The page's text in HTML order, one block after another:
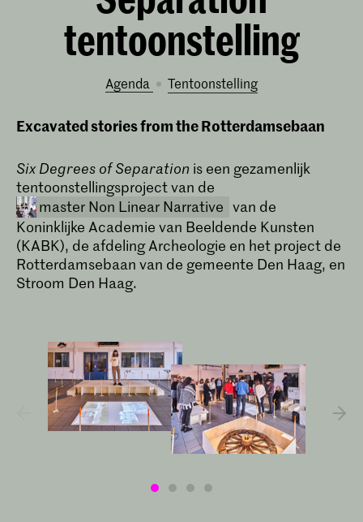
tentoonstelling
Agenda tentoonstelling
Excavated stories from the Rotterdamsebaan
Six Degrees of Separation is een gezamenlijk
tentoonstellingsproject van de
master Non Linear Narrative
Master Non Linear Narrative
Non Linear Narrative is een twee jaar
durende masteropleiding die
journalistieke en forensische
onderzoeksmethoden combineert met
experimentele, algoritmische processen
om de vertaalslag te maken naar
van de
Koninklijke Academie van Beeldende Kunsten
(KABK), de afdeling Archeologie en het project de
Rotterdamsebaan van de gemeente Den Haag, en
Stroom Den Haag.